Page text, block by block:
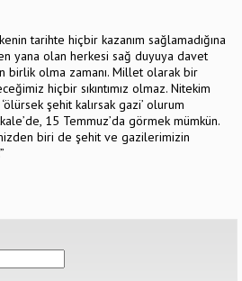
tarihte hiçbir kazanım sağlamadığına
yana olan herkesi sağ duyuya davet
birlik olma zamanı. Millet olarak bir
hiçbir sıkıntımız olmaz. Nitekim
şehit kalırsak gazi’ olurum
15 Temmuz’da görmek mümkün.
biri de şehit ve gazilerimizin